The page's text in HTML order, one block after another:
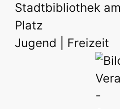
Stadtbibliothek
Platz
Jugend | Freizeit